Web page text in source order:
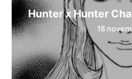
Hunter x Hunter
18